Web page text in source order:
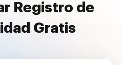
Registro de
Gratis